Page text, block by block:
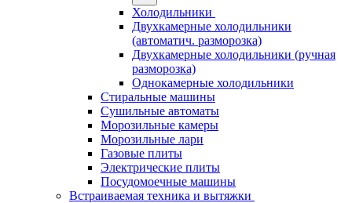
Холодильники
Двухкамерные холодильники
(автоматич. разморозка)
Двухкамерные холодильники (ручная
разморозка)
Однокамерные холодильники
Стиральные машины
Сушильные автоматы
Морозильные камеры
Морозильные лари
Газовые плиты
Электрические плиты
Посудомоечные машины
Встраиваемая техника и вытяжки